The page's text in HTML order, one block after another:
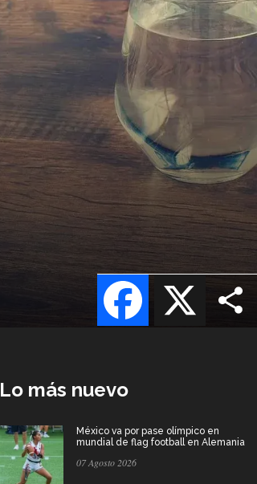
X
Facebook
Lo más nuevo
México va por pase olímpico en
mundial de flag football en Alemania
07 Agosto 2026